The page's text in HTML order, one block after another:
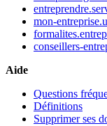
mon-
conseillers-
Aide
Questions
Définitions
Supprimer ses